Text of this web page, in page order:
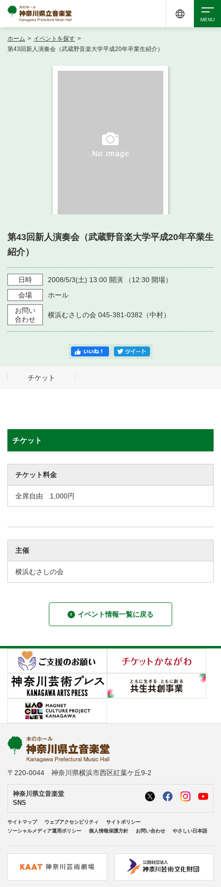
・ 交通案内
・ よくある質問
・ 施設を借りる
・ 抽選対象日
・ 利用料金
音楽堂について
・ 音楽堂のご案内
・ フロアマップ
・ 芸術参与
神奈川県立音楽堂
SNS
ホーム > イベントを探す >
第43回新人演奏会（武蔵野音楽大学平成20年卒業生紹介）
第43回新人演奏会（武蔵野音楽大学平成20年卒業生
紹介）
日時 2008/5/3(土) 13:00 開演 （12:30 開場）
会場
ホール
お問い
合わせ
横浜むさしの会 045-381-0382（中村）
チケット
チケット
チケット料金
全席自由 1,000円
主催
横浜むさしの会
イベント情報一覧に戻る
〒220-0044 神奈川県横浜市西区紅葉ケ丘9-2
神奈川県立音楽堂
SNS
サイトマップ ウェブアクセシビリティ
サイトポリシー
ソーシャルメディア運用ポリシー
個人情報保護方針 お問い合わせ やさしい日本語